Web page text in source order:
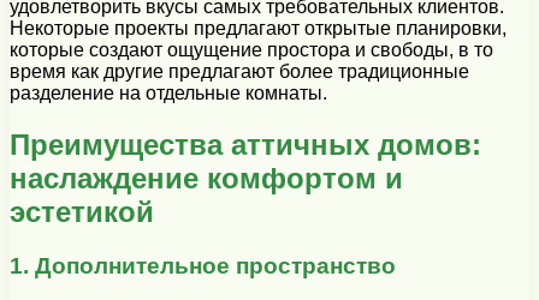
удовлетворить вкусы самых требовательных клиентов.
Некоторые проекты предлагают открытые планировки,
которые создают ощущение простора и свободы, в то
время как другие предлагают более традиционные
разделение на отдельные комнаты.
Преимущества аттичных домов:
наслаждение комфортом и
эстетикой
1. Дополнительное пространство